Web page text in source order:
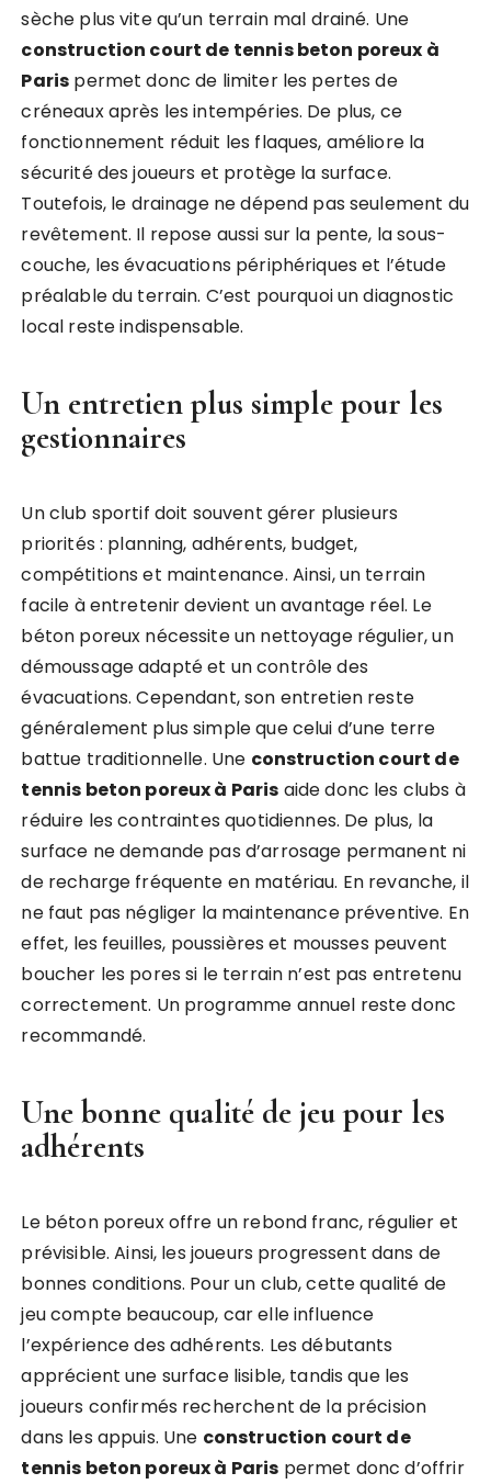
sèche plus vite qu’un terrain mal drainé. Une
construction court de tennis beton poreux à
Paris permet donc de limiter les pertes de
créneaux après les intempéries. De plus, ce
fonctionnement réduit les flaques, améliore la
sécurité des joueurs et protège la surface.
Toutefois, le drainage ne dépend pas seulement du
revêtement. Il repose aussi sur la pente, la sous-
couche, les évacuations périphériques et l’étude
préalable du terrain. C’est pourquoi un diagnostic
local reste indispensable.
Un entretien plus simple pour les
gestionnaires
Un club sportif doit souvent gérer plusieurs
priorités : planning, adhérents, budget,
compétitions et maintenance. Ainsi, un terrain
facile à entretenir devient un avantage réel. Le
béton poreux nécessite un nettoyage régulier, un
démoussage adapté et un contrôle des
évacuations. Cependant, son entretien reste
généralement plus simple que celui d’une terre
battue traditionnelle. Une construction court de
tennis beton poreux à Paris aide donc les clubs à
réduire les contraintes quotidiennes. De plus, la
surface ne demande pas d’arrosage permanent ni
de recharge fréquente en matériau. En revanche, il
ne faut pas négliger la maintenance préventive. En
effet, les feuilles, poussières et mousses peuvent
boucher les pores si le terrain n’est pas entretenu
correctement. Un programme annuel reste donc
recommandé.
Une bonne qualité de jeu pour les
adhérents
Le béton poreux offre un rebond franc, régulier et
prévisible. Ainsi, les joueurs progressent dans de
bonnes conditions. Pour un club, cette qualité de
jeu compte beaucoup, car elle influence
l’expérience des adhérents. Les débutants
apprécient une surface lisible, tandis que les
joueurs confirmés recherchent de la précision
dans les appuis. Une construction court de
tennis beton poreux à Paris permet donc d’offrir